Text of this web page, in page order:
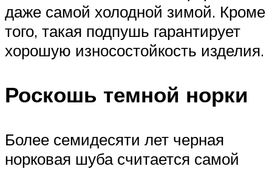
даже самой холодной зимой. Кроме
того, такая подпушь гарантирует
хорошую износостойкость изделия.
Роскошь темной норки
Более семидесяти лет черная
норковая шуба считается самой